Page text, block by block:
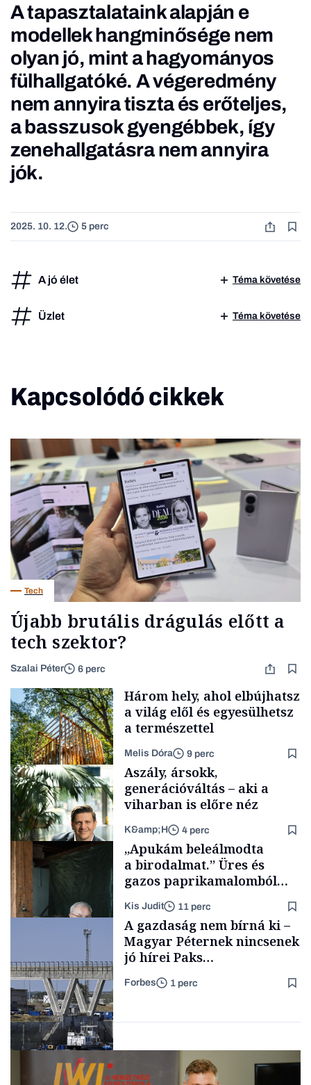
A tapasztalataink alapján e
modellek hangminősége nem
olyan jó, mint a hagyományos
fülhallgatóké. A végeredmény
nem annyira tiszta és erőteljes,
a basszusok gyengébbek, így
zenehallgatásra nem annyira
jók.
2025. 10. 12. 5 perc
A jó élet Téma követése
Üzlet Téma követése
Kapcsolódó cikkek
Tech
Újabb brutális drágulás előtt a
tech szektor?
Szalai Péter 6 perc
Longevity
Három hely, ahol elbújhatsz
a világ elől és egyesülhetsz
a természettel
Melis Dóra 9 perc
TÁMOGATÓI
Aszály, ársokk,
generációváltás – aki a
viharban is előre néz
K&amp;H 4 perc
Családi
vállalkozások
„Apukám beleálmodta
a birodalmat.” Üres és
gazos paprikamalomból
lett az igazi családi
fűszersztori
Kis Judit 11 perc
A gazdaság nem bírná ki –
Magyar Péternek nincsenek
jó hírei Paks
újraindításáról
Forbes 1 perc